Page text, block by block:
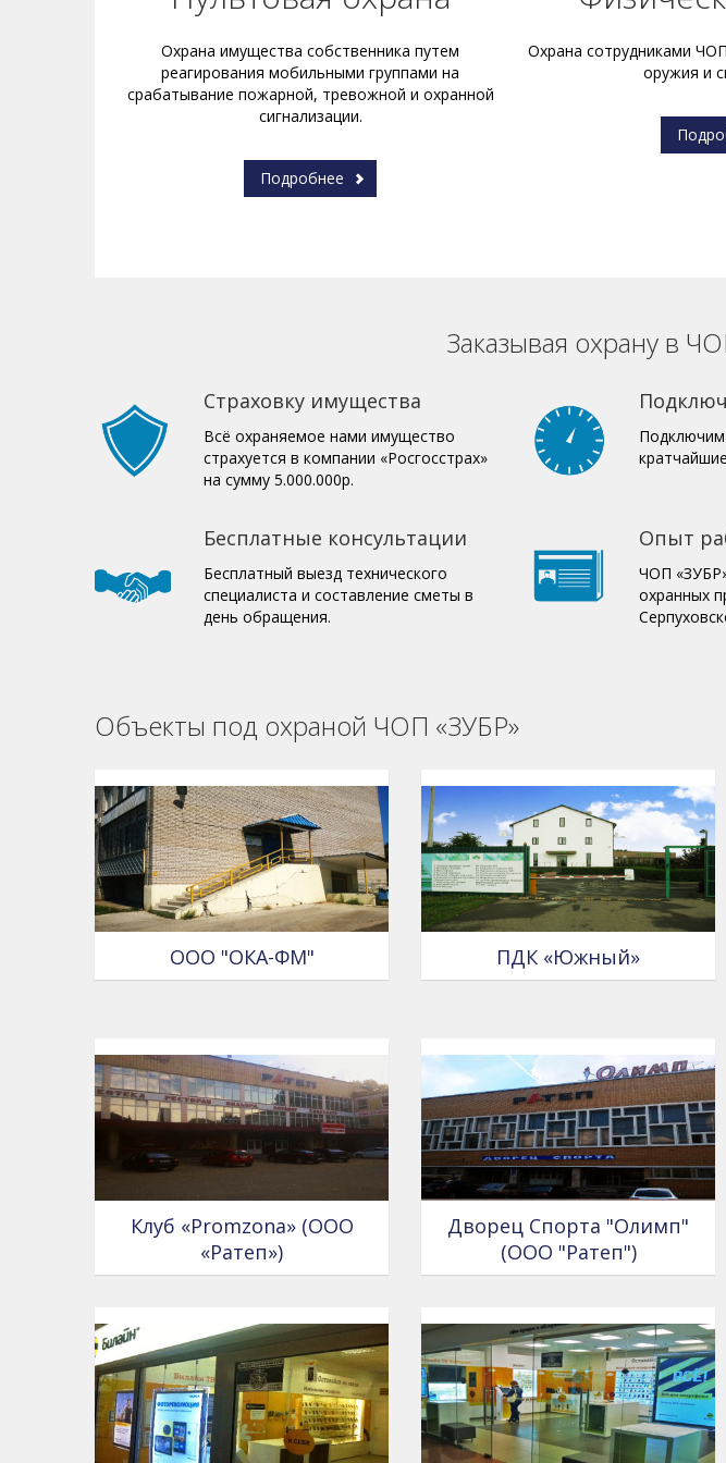
Охрана имущества собственника путем
реагирования мобильными группами на
срабатывание пожарной, тревожной и охранной
сигнализации.
Подробнее
Охрана сотрудниками
оружия и
Заказывая охрану в
Страховку имущества
Всё охраняемое нами имущество
страхуется в компании «Росгосстрах»
на сумму 5.000.000р.
Бесплатные консультации
Бесплатный выезд технического
специалиста и составление сметы в
день обращения.
Опыт
ЧОП
охранных
Объекты под охраной ЧОП «ЗУБР»
ООО "ОКА-ФМ" ПДК «Южный»
Клуб «Promzona» (ООО
«Ратеп»)
Дворец Спорта "Олимп"
(ООО "Ратеп")